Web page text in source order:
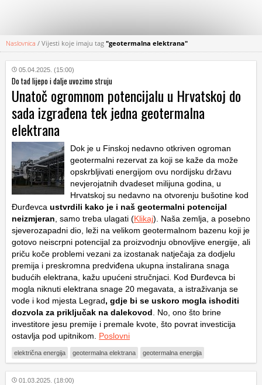
KATEGORIJE
HRVATSKI
WEB
Naslovnica / Vijesti koje imaju tag "geotermalna elektrana"
05.04.2025. (15:00)
Do tad lijepo i dalje uvozimo struju
Unatoč ogromnom potencijalu u Hrvatskoj do
sada izgrađena tek jedna geotermalna
elektrana
Dok je u Finskoj nedavno otkriven ogroman
geotermalni rezervat za koji se kaže da može
opskrbljivati energijom ovu nordijsku državu
nevjerojatnih dvadeset milijuna godina, u
Hrvatskoj su nedavno na otvorenju bušotine kod
Đurđevca ustvrdili kako je i naš geotermalni potencijal
neizmjeran , samo treba ulagati (Klikaj). Naša zemlja, a posebno
sjeverozapadni dio, leži na velikom geotermalnom bazenu koji je
gotovo neiscrpni potencijal za proizvodnju obnovljive energije, ali
priču koče problemi vezani za izostanak natječaja za dodjelu
premija i preskromna predviđena ukupna instalirana snaga
budućih elektrana, kažu upućeni stručnjaci. Kod Đurđevca bi
mogla niknuti elektrana snage 20 megavata, a istraživanja se
vode i kod mjesta Legrad, gdje bi se uskoro mogla ishoditi
dozvola za priključak na dalekovod . No, ono što brine
investitore jesu premije i premale kvote, što povrat investicija
ostavlja pod upitnikom. Poslovni
električna energija geotermalna elektrana geotermalna energija
01.03.2025. (18:00)